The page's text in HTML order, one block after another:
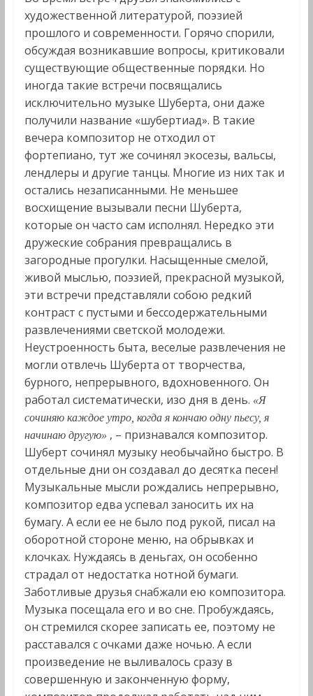
художественной литературой, поэзией
прошлого и современности. Горячо спорили,
обсуждая возникавшие вопросы, критиковали
существующие общественные порядки. Но
иногда такие встречи посвящались
исключительно музыке Шуберта, они даже
получили название «шубертиад». В такие
вечера композитор не отходил от
фортепиано, тут же сочинял экосезы, вальсы,
лендлеры и другие танцы. Многие из них так и
остались незаписанными. Не меньшее
восхищение вызывали песни Шуберта,
которые он часто сам исполнял. Нередко эти
дружеские собрания превращались в
загородные прогулки. Насыщенные смелой,
живой мыслью, поэзией, прекрасной музыкой,
эти встречи представляли собою редкий
контраст с пустыми и бессодержательными
развлечениями светской молодежи.
Неустроенность быта, веселые развлечения не
могли отвлечь Шуберта от творчества,
бурного, непрерывного, вдохновенного. Он
работал систематически, изо дня в день. «Я
сочиняю каждое утро, когда я кончаю одну пьесу, я
начинаю другую» , – признавался композитор.
Шуберт сочинял музыку необычайно быстро. В
отдельные дни он создавал до десятка песен!
Музыкальные мысли рождались непрерывно,
композитор едва успевал заносить их на
бумагу. А если ее не было под рукой, писал на
оборотной стороне меню, на обрывках и
клочках. Нуждаясь в деньгах, он особенно
страдал от недостатка нотной бумаги.
Заботливые друзья снабжали ею композитора.
Музыка посещала его и во сне. Пробуждаясь,
он стремился скорее записать ее, поэтому не
расставался с очками даже ночью. А если
произведение не выливалось сразу в
совершенную и законченную форму,